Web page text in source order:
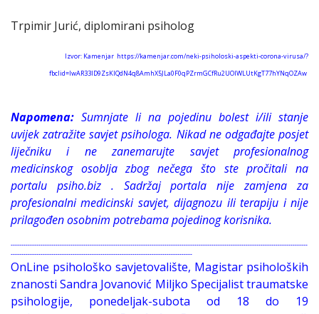
Trpimir Jurić, diplomirani psiholog
Izvor: Kamenjar https://kamenjar.com/neki-psiholoski-aspekti-corona-virusa/?
fbclid=IwAR33ID9ZsKIQdN4q8AmhX5JLa0F0qPZrmGCfRu2UOIWLUtKgT77hYNqOZAw
Napomena: Sumnjate li na pojedinu bolest i/ili stanje
uvijek zatražite savjet psihologa. Nikad ne odgađajte posjet
liječniku i ne zanemarujte savjet profesionalnog
medicinskog osoblja zbog nečega što ste pročitali na
portalu psiho.biz . Sadržaj portala nije zamjena za
profesionalni medicinski savjet, dijagnozu ili terapiju i nije
prilagođen osobnim potrebama pojedinog korisnika.
-------------------------------------------------------------------------------------------------------------------------------------------
-------------------------------------------------------------------------------------
OnLine psihološko savjetovalište, Magistar psiholoških
znanosti Sandra Jovanović Miljko Specijalist traumatske
psihologije, ponedeljak-subota od 18 do 19